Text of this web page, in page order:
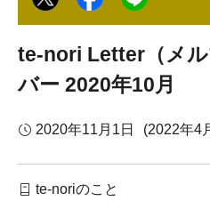
te-nori Letter（メ
バー 2020年10月
2020年11月1日 (2022年4
te-noriのこと